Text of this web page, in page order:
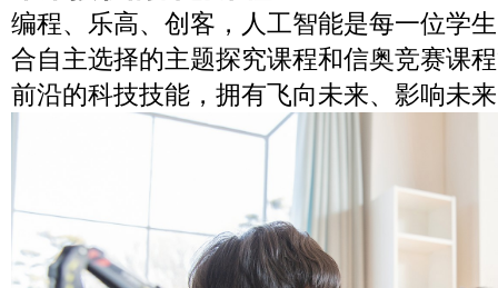
编程、乐高、创客，人工智能是每一位学
合自主选择的主题探究课程和信奥竞赛课
前沿的科技技能，拥有飞向未来、影响未